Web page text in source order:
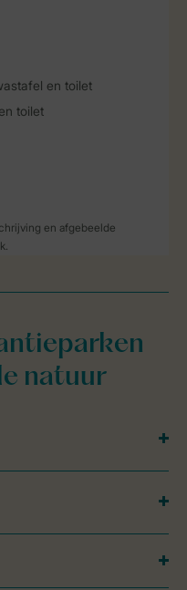
en toilet
toilet
en afgebeelde
natuur